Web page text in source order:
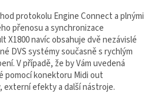
protokolu Engine Connect a plnými
přenosu a synchronizace
X1800 navíc obsahuje dvě nezávislé
DVS systémy současně s rychlým
V případě, že by Vám uvedená
pomocí konektoru Midi out
efekty a další nástroje.